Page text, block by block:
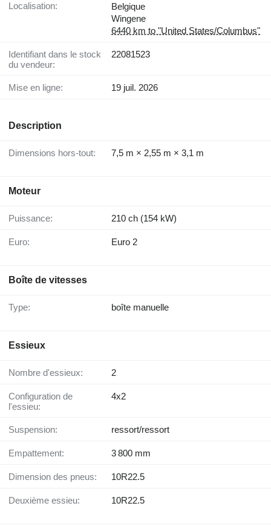
Localisation:
Belgique
Wingene
6440 km to "United States/Columbus"
Identifiant dans le stock
du vendeur:
22081523
Mise en ligne: 19 juil. 2026
Description
Dimensions hors-tout: 7,5 m × 2,55 m × 3,1 m
Moteur
Puissance: 210 ch (154 kW)
Euro: Euro 2
Boîte de vitesses
Type: boîte manuelle
Essieux
Nombre d'essieux: 2
Configuration de
l'essieu:
4x2
Suspension: ressort/ressort
Empattement: 3 800 mm
Dimension des pneus: 10R22.5
Deuxième essieu: 10R22.5